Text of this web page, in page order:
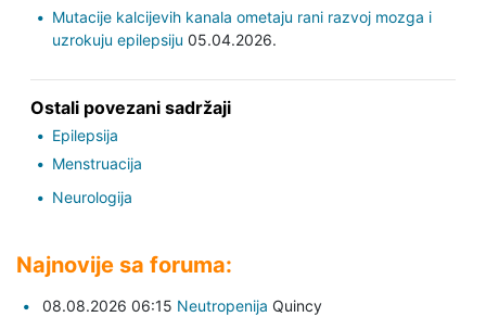
Mutacije kalcijevih kanala ometaju rani razvoj mozga i
uzrokuju epilepsiju 05.04.2026.
Ostali povezani sadržaji
Epilepsija
Menstruacija
Neurologija
Najnovije sa foruma:
08.08.2026 06:15 Neutropenija Quincy